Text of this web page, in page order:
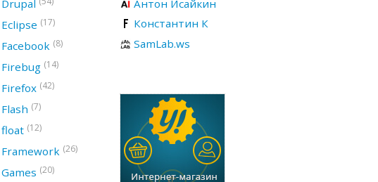
Антон Исайкин
Константин К
SamLab.ws
Drupal
Eclipse (17)
Facebook (8)
Firebug (14)
Firefox (42)
Flash (7)
float (12)
Framework (26)
Games (20)